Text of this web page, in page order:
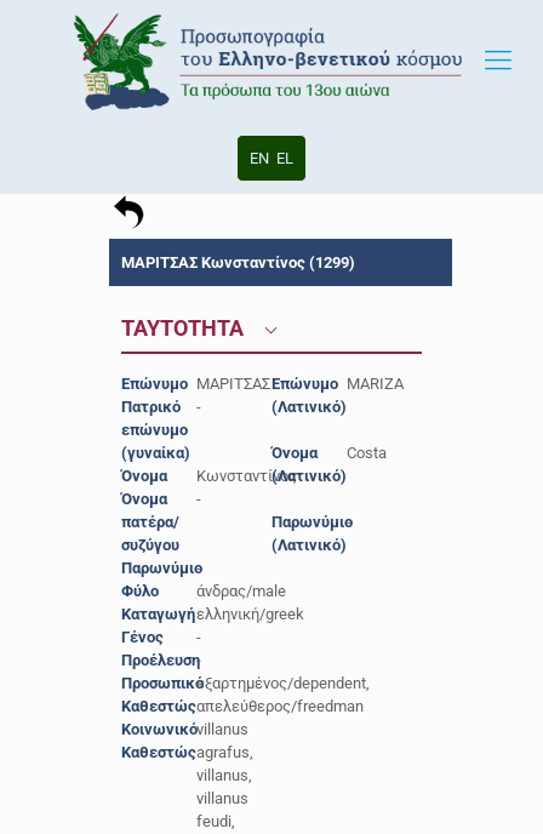
EN EL
ΜΑΡΙΤΣΑΣ Κωνσταντίνος (1299)
ΤΑΥΤΟΤΗΤΑ
Επώνυμο ΜΑΡΙΤΣΑΣ
Πατρικό
επώνυμο
(γυναίκα)
-
Όνομα
Κωνσταντίνος
Όνομα
πατέρα/
συζύγου
-
Παρωνύμιο
-
Φύλο
άνδρας/male
Καταγωγήελληνική/greek
Γένος
-
Προέλευση-
Προσωπικό
Καθεστώς
εξαρτημένος/dependent,
απελεύθερος/freedman
Κοινωνικό
Καθεστώς
villanus
agrafus,
villanus,
villanus
feudi,
Επώνυμο
(Λατινικό)
MARIZA
Όνομα
(Λατινικό)
Costa
Παρωνύμιο
(Λατινικό)
-